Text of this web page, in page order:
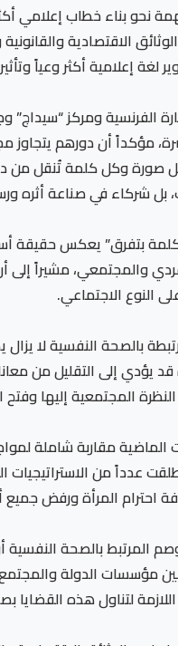
بناء خطاب إعلامي
إعلامية أكثر وعياً
الفرنسية ومركز
مؤكداً أن دورهم يتجاوز
وكل كلمة تُنقل من
بل شركاء في صناعة
بتفرق” يعكس حقيقة
والمجتمعي، مشيراً
النوع الاجتماعي.
بالصحة النفسية لا
قد يؤدي إلى التقليل من
المجتمعية إليها وفتح
الماضية مقاربة شاملة
عدداً من الاستراتيجيات
احترام المرأة ورفض جميع
المرتبط بالصحة
مؤسسات الدولة
لتناول هذه